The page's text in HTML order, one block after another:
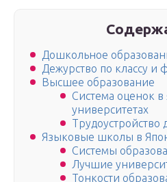
Дошкольное
Дежурство по классу и
Высшее образование
Система оценок в
университетах
Трудоустройство
Языковые школы в
Системы
Лучшие
Тонкости